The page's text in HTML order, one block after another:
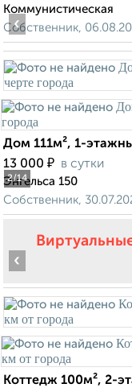
Коммунистическая
Собственник,
2/14
‹
Дом 111м², 1-
13 000 ₽ в сутки
Энгельса 150
Собственник,
‹
Коттедж 100м², 2-